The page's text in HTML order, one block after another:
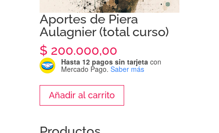
Aportes de Piera
Aulagnier (total curso)
$ 200.000,00
Hasta 12 pagos sin tarjeta con
Mercado Pago. Saber más
Añadir al carrito